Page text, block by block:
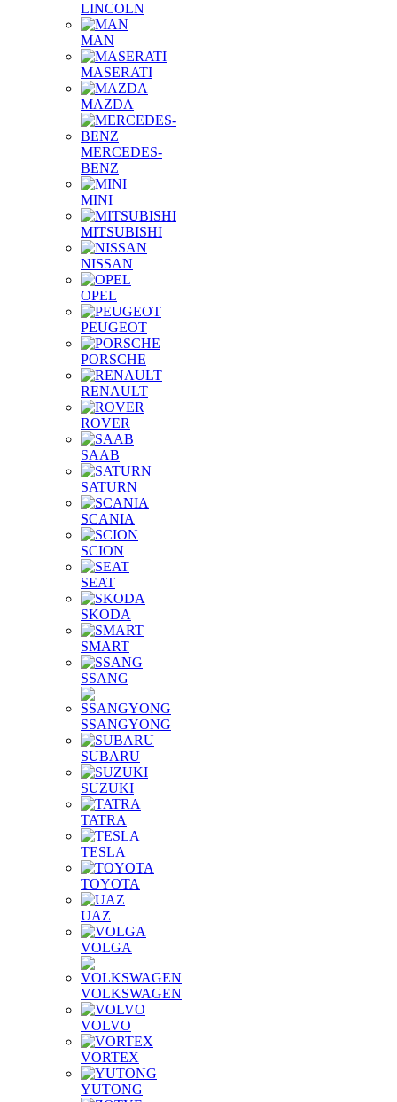
LINCOLN
MAN
MASERATI
MAZDA
MERCEDES-
BENZ
MINI
MITSUBISHI
NISSAN
OPEL
PEUGEOT
PORSCHE
RENAULT
ROVER
SAAB
SATURN
SCANIA
SCION
SEAT
SKODA
SMART
SSANG
SSANGYONG
SUBARU
SUZUKI
TATRA
TESLA
TOYOTA
UAZ
VOLGA
VOLKSWAGEN
VOLVO
VORTEX
YUTONG